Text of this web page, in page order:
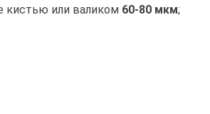
кистью или валиком 60-80 мкм;